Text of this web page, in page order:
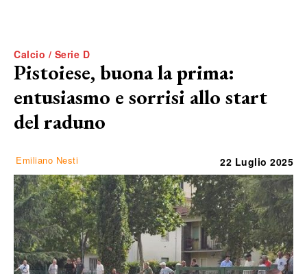
Calcio / Serie D
Pistoiese, buona la prima:
entusiasmo e sorrisi allo start
del raduno
Emiliano Nesti 22 Luglio 2025